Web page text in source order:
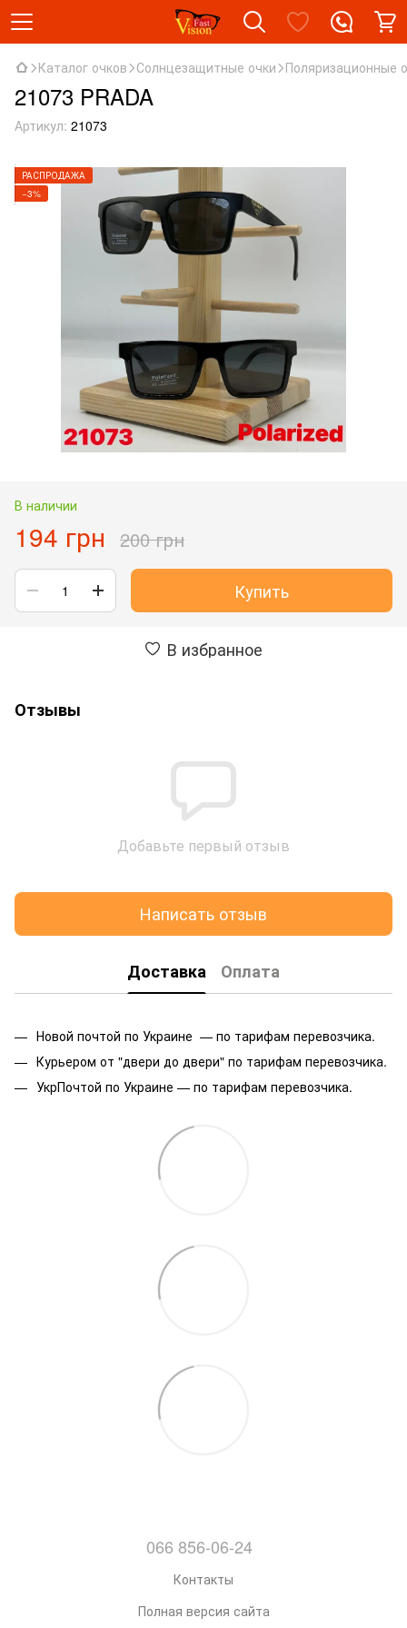
Каталог очков Солнцезащитные очки Поляризационные
21073 PRADA
Артикул: 21073
РАСПРОДАЖА
−3%
В наличии
194 грн 200 грн
Купить
В избранное
Отзывы
Добавьте первый отзыв
Написать отзыв
Доставка Оплата
Новой почтой по Украине — по тарифам перевозчика.
Курьером от "двери до двери" по тарифам перевозчика.
УкрПочтой по Украине — по тарифам перевозчика.
066 856-06-24
Контакты
Полная версия сайта